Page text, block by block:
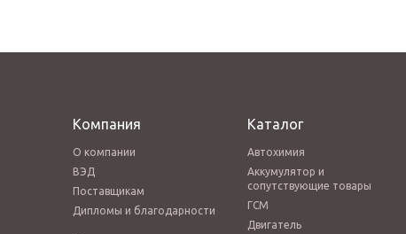
Компания
О компании
ВЭД
Поставщикам
Дипломы и благодарности
Каталог
Автохимия
Аккумулятор и
сопутствующие товары
ГСМ
Двигатель